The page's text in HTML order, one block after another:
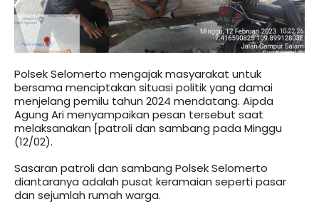
Polsek Selomerto mengajak masyarakat untuk
bersama menciptakan situasi politik yang damai
menjelang pemilu tahun 2024 mendatang. Aipda
Agung Ari menyampaikan pesan tersebut saat
melaksanakan [patroli dan sambang pada Minggu
(12/02).
Sasaran patroli dan sambang Polsek Selomerto
diantaranya adalah pusat keramaian seperti pasar
dan sejumlah rumah warga.